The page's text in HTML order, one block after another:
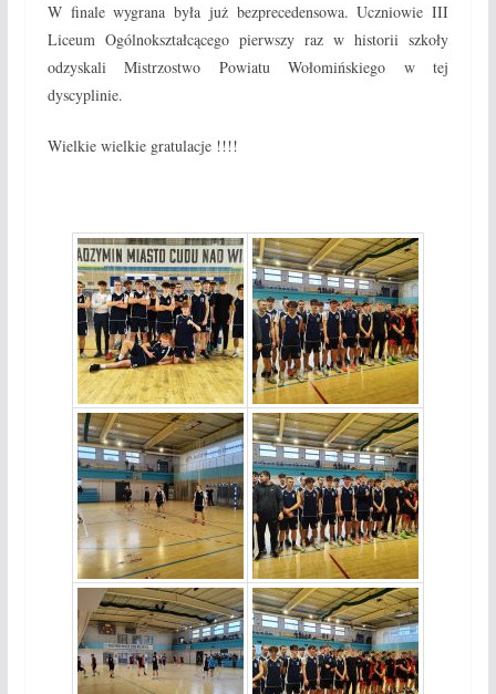
W finale wygrana była już bezprecedensowa. Uczniowie III
Liceum Ogólnokształcącego pierwszy raz w historii szkoły
odzyskali Mistrzostwo Powiatu Wołomińskiego w tej
dyscyplinie.
Wielkie wielkie gratulacje !!!!